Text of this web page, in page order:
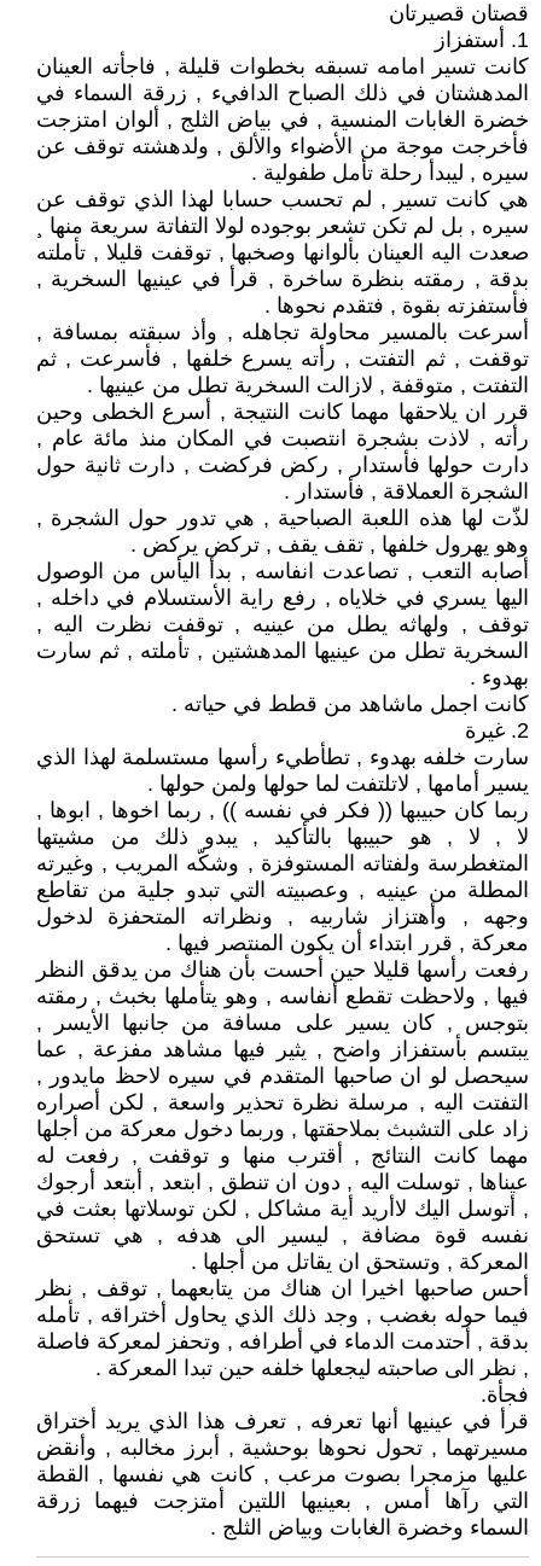
قصتان قصيرتان
1. أستفزاز
كانت تسير امامه تسبقه بخطوات قليلة , فاجأته العينان
المدهشتان في ذلك الصباح الدافيء , زرقة السماء في
خضرة الغابات المنسية , في بياض الثلج , ألوان امتزجت
فأخرجت موجة من الأضواء والألق , ولدهشته توقف عن
سيره , ليبدأ رحلة تأمل طفولية .
هي كانت تسير , لم تحسب حسابا لهذا الذي توقف عن
سيره , بل لم تكن تشعر بوجوده لولا التفاتة سريعة منها ¸
صعدت اليه العينان بألوانها وصخبها , توقفت قليلا , تأملته
بدقة , رمقته بنظرة ساخرة , قرأ في عينيها السخرية ,
فأستفزته بقوة , فتقدم نحوها .
أسرعت بالمسير محاولة تجاهله , وأذ سبقته بمسافة ,
توقفت , ثم التفتت , رأته يسرع خلفها , فأسرعت , ثم
التفتت , متوقفة , لازالت السخرية تطل من عينيها .
قرر ان يلاحقها مهما كانت النتيجة , أسرع الخطى وحين
رأته , لاذت بشجرة انتصبت في المكان منذ مائة عام ,
دارت حولها فأستدار , ركض فركضت , دارت ثانية حول
الشجرة العملاقة , فأستدار .
لذّت لها هذه اللعبة الصباحية , هي تدور حول الشجرة ,
وهو يهرول خلفها , تقف يقف , تركض يركض .
أصابه التعب , تصاعدت انفاسه , بدأ اليأس من الوصول
اليها يسري في خلاياه , رفع راية الأستسلام في داخله ,
توقف , ولهاثه يطل من عينيه , توقفت نظرت اليه ,
السخرية تطل من عينيها المدهشتين , تأملته , ثم سارت
بهدوء .
كانت اجمل ماشاهد من قطط في حياته .
2. غيرة
سارت خلفه بهدوء , تطأطيء رأسها مستسلمة لهذا الذي
يسير أمامها , لاتلتفت لما حولها ولمن حولها .
ربما كان حبيبها (( فكر في نفسه )) , ربما اخوها , ابوها ,
لا , لا , هو حبيبها بالتأكيد , يبدو ذلك من مشيتها
المتغطرسة ولفتاته المستوفزة , وشكّه المريب , وغيرته
المطلة من عينيه , وعصبيته التي تبدو جلية من تقاطع
وجهه , وأهتزاز شاربيه , ونظراته المتحفزة لدخول
معركة , قرر ابتداء أن يكون المنتصر فيها .
رفعت رأسها قليلا حين أحست بأن هناك من يدقق النظر
فيها , ولاحظت تقطع أنفاسه , وهو يتأملها بخبث , رمقته
بتوجس , كان يسير على مسافة من جانبها الأيسر ,
يبتسم بأستفزاز واضح , يثير فيها مشاهد مفزعة , عما
سيحصل لو ان صاحبها المتقدم في سيره لاحظ مايدور ,
التفتت اليه , مرسلة نظرة تحذير واسعة , لكن أصراره
زاد على التشبث بملاحقتها , وربما دخول معركة من أجلها
مهما كانت النتائج , أقترب منها و توقفت , رفعت له
عيناها , توسلت اليه , دون ان تنطق , ابتعد , أبتعد أرجوك
, أتوسل اليك لاأريد أية مشاكل , لكن توسلاتها بعثت في
نفسه قوة مضافة , ليسير الى هدفه , هي تستحق
المعركة , وتستحق ان يقاتل من أجلها .
أحس صاحبها اخيرا ان هناك من يتابعهما , توقف , نظر
فيما حوله بغضب , وجد ذلك الذي يحاول أختراقه , تأمله
بدقة , أحتدمت الدماء في أطرافه , وتحفز لمعركة فاصلة
, نظر الى صاحبته ليجعلها خلفه حين تبدا المعركة .
فجأة.
قرأ في عينيها أنها تعرفه , تعرف هذا الذي يريد أختراق
مسيرتهما , تحول نحوها بوحشية , أبرز مخالبه , وأنقض
عليها مزمجرا بصوت مرعب , كانت هي نفسها , القطة
التي رآها أمس , بعينيها اللتين أمتزجت فيهما زرقة
السماء وخضرة الغابات وبياض الثلج .